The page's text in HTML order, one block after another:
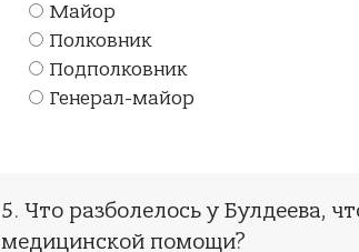
Майор
Полковник
Подполковник
Генерал-майор
5. Что разболелось у Булдеева,
медицинской помощи?